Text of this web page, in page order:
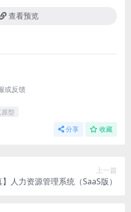
查看预览
或反馈
型
分享 收藏
上一篇
】人力资源管理系统（SaaS版）